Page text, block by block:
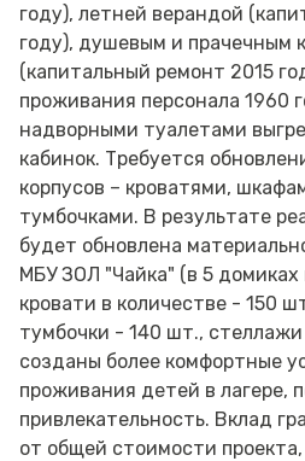
году), летней верандой
году), душевым и прачечным
(капитальный ремонт 2015
проживания персонала 1960
надворными туалетами
кабинок. Требуется
корпусов – кроватями,
тумбочками. В результате
будет обновлена
МБУ ЗОЛ "Чайка" (в 5 домиках
кровати в количестве - 150
тумбочки - 140 шт.,
созданы более комфортные
проживания детей в лагере,
привлекательность. Вклад
от общей стоимости